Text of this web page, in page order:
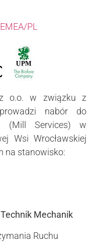
PL
o.o. w związku z
nabór do
(Mill Services) w
Wsi Wrocławskiej
na stanowisko:
Technik Mechanik
Ruchu